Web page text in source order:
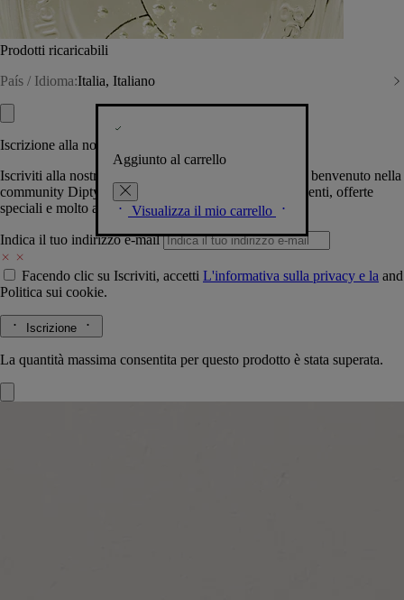
Prodotti ricaricabili
País / Idioma:Italia, Italiano
Aggiunto al carrello
Visualizza il mio carrello
Iscrizione alla nostra Newsletter
Iscriviti alla nostra newsletter per permetterci di darti il benvenuto nella
community Diptyque e tenerti al corrente su novità, eventi, offerte
speciali e molto altro.
Indica il tuo indirizzo e-mail
Facendo clic su Iscriviti, accetti L'informativa sulla privacy e la and
Politica sui cookie.
Iscrizione
La quantità massima consentita per questo prodotto è stata superata.